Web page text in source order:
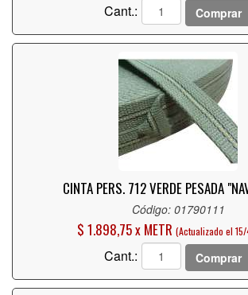
Cant.: Comprar
CINTA PERS. 712 VERDE PESADA
Código: 01790111
$ 1.898,75 x METR (Actualizado el
Cant.: Comprar